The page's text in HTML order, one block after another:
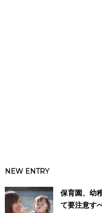
NEW ENTRY
保育園、幼
て要注意す